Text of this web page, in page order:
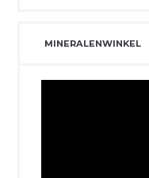
MINERALENWINKEL